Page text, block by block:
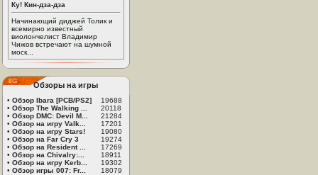
Ку! Кин-дза-дза
Начинающий диджей Толик и
всемирно известный
виолончелист Владимир
Чижов встречают на шумной
моск...
Обзоры на игры
• Обзор Ibara [PCB/PS2]
19688
• Обзор The Walking ...
20118
• Обзор DMC: Devil M...
21284
• Обзор на игру Valk...
17201
• Обзор на игру Stars!
19080
• Обзор на Far Cry 3
19274
• Обзор на Resident ...
17269
• Обзор на Chivalry:...
18911
• Обзор на игру Kerb...
19302
• Обзор игры 007: Fr... 18079